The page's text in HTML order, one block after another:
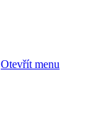
Otevřít menu